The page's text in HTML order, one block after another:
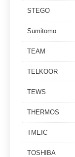
STEGO
Sumitomo
TEAM
TELKOOR
TEWS
THERMOS
TMEIC
TOSHIBA